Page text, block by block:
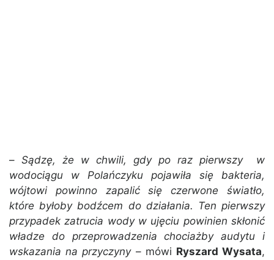
– Sądzę, że w chwili, gdy po raz pierwszy w
wodociągu w Polańczyku pojawiła się bakteria,
wójtowi powinno zapalić się czerwone światło,
które byłoby bodźcem do działania. Ten pierwszy
przypadek zatrucia wody w ujęciu powinien skłonić
władze do przeprowadzenia chociażby audytu i
wskazania na przyczyny– mówi Ryszard Wysata,